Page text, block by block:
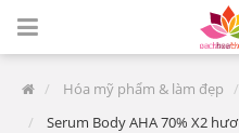
Hóa mỹ phẩm & làm đẹp
Serum Body AHA 70% X2